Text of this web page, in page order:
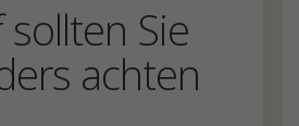
sollten Sie
achten